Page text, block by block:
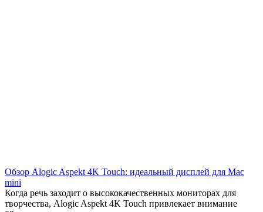
Обзор Alogic Aspekt 4K Touch: идеальный дисплей для Mac
mini
Когда речь заходит о высококачественных мониторах для
творчества, Alogic Aspekt 4K Touch привлекает внимание